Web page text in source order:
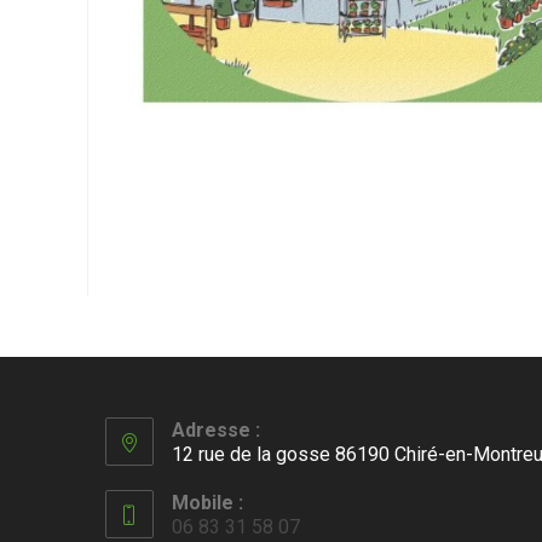
Adresse :
12 rue de la gosse 86190 Chiré-en-
Mobile :
06 83 31 58 07